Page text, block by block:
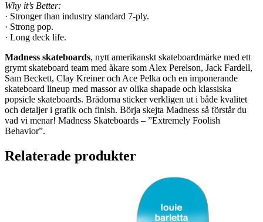
Why it’s Better:
· Stronger than industry standard 7-ply.
· Strong pop.
· Long deck life.
Madness skateboards, nytt amerikanskt skateboardmärke med ett
grymt skateboard team med åkare som Alex Perelson, Jack Fardell,
Sam Beckett, Clay Kreiner och Ace Pelka och en imponerande
skateboard lineup med massor av olika shapade och klassiska
popsicle skateboards. Brädorna sticker verkligen ut i både kvalitet
och detaljer i grafik och finish. Börja skejta Madness så förstår du
vad vi menar! Madness Skateboards – ”Extremely Foolish
Behavior”.
Relaterade produkter